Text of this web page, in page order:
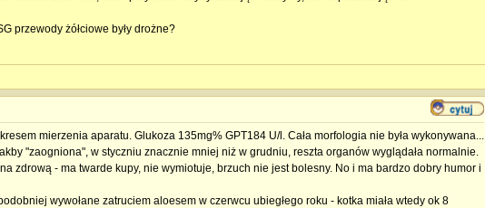
przewody żółciowe były drożne?
mierzenia aparatu. Glukoza 135mg% GPT184 U/l. Cała morfologia nie była wykonywana...
"zaogniona", w styczniu znacznie mniej niż w grudniu, reszta organów wyglądała normalnie.
zdrową - ma twarde kupy, nie wymiotuje, brzuch nie jest bolesny. No i ma bardzo dobry humor i
wywołane zatruciem aloesem w czerwcu ubiegłego roku - kotka miała wtedy ok 8